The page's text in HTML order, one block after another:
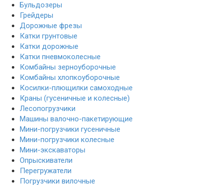
Бульдозеры
Грейдеры
Дорожные фрезы
Катки грунтовые
Катки дорожные
Катки пневмоколесные
Комбайны зерноуборочные
Комбайны хлопкоуборочные
Косилки-плющилки самоходные
Краны (гусеничные и колесные)
Лесопогрузчики
Машины валочно-пакетирующие
Мини-погрузчики гусеничные
Мини-погрузчики колесные
Мини-экскаваторы
Опрыскиватели
Перегружатели
Погрузчики вилочные